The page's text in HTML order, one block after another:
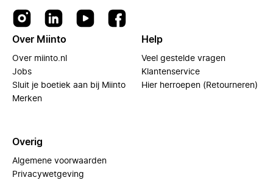
Over Miinto
Over miinto.nl
Jobs
Sluit je boetiek aan bij Miinto
Merken
Help
Veel gestelde vragen
Klantenservice
Hier herroepen (Retourneren)
Overig
Algemene voorwaarden
Privacywetgeving